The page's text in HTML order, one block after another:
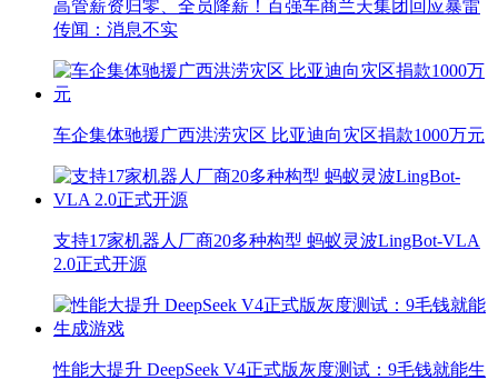
高管薪资归零、全员降薪！百强车商兰天集团回应暴雷
传闻：消息不实
车企集体驰援广西洪涝灾区 比亚迪向灾区捐款1000万元
支持17家机器人厂商20多种构型 蚂蚁灵波LingBot-VLA
2.0正式开源
性能大提升 DeepSeek V4正式版灰度测试：9毛钱就能生